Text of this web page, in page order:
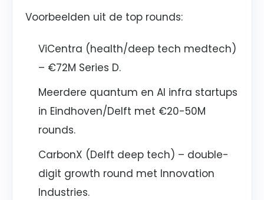
Voorbeelden uit de top rounds:
ViCentra (health/deep tech medtech)
– €72M Series D.
Meerdere quantum en AI infra startups
in Eindhoven/Delft met €20-50M
rounds.
CarbonX (Delft deep tech) – double-
digit growth round met Innovation
Industries.